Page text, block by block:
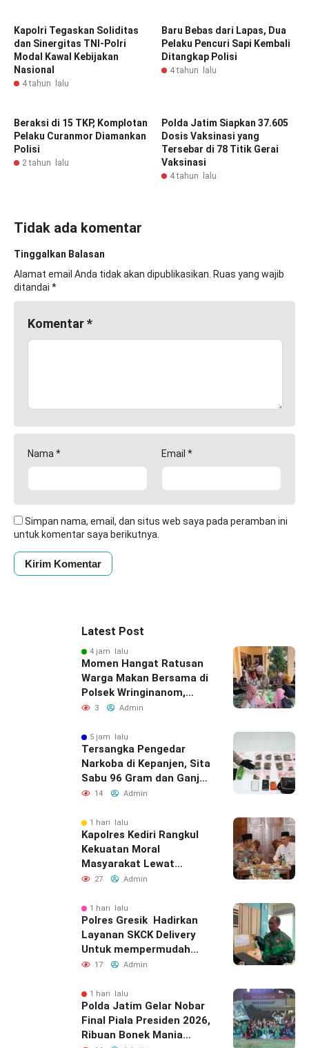
Kapolri Tegaskan Soliditas
dan Sinergitas TNI-Polri
Modal Kawal Kebijakan
Nasional
4 tahun lalu
Baru Bebas dari Lapas, Dua
Pelaku Pencuri Sapi Kembali
Ditangkap Polisi
4 tahun lalu
Beraksi di 15 TKP, Komplotan
Pelaku Curanmor Diamankan
Polisi
2 tahun lalu
Polda Jatim Siapkan 37.605
Dosis Vaksinasi yang
Tersebar di 78 Titik Gerai
Vaksinasi
4 tahun lalu
Tidak ada komentar
Tinggalkan Balasan
Alamat email Anda tidak akan dipublikasikan. Ruas yang wajib
ditandai *
Komentar*
Nama* Email *
Simpan nama, email, dan situs web saya pada peramban ini
untuk komentar saya berikutnya.
Latest Post
4 jam lalu
Momen Hangat Ratusan
Warga Makan Bersama di
Polsek Wringinanom,
Pererat Silaturahmi dan
3 Admin
5 jam lalu
Tersangka Pengedar
Narkoba di Kepanjen, Sita
Sabu 96 Gram dan Ganja
131 Gram Diamankan
14 Admin
1 hari lalu
Kapolres Kediri Rangkul
Kekuatan Moral
Masyarakat Lewat
Silaturahmi
27 Admin
1 hari lalu
Polres Gresik Hadirkan
Layanan SKCK Delivery
Untuk mempermudah
Masyarakat
17 Admin
1 hari lalu
Polda Jatim Gelar Nobar
Final Piala Presiden 2026,
Ribuan Bonek Mania